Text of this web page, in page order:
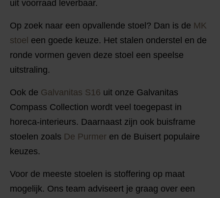
uit voorraad leverbaar.
Op zoek naar een opvallende stoel? Dan is de MK
stoel een goede keuze. Het stalen onderstel en de
ronde vormen geven deze stoel een speelse
uitstraling.
Ook de Galvanitas S16 uit onze Galvanitas
Compass Collection wordt veel toegepast in
horeca-interieurs. Daarnaast zijn ook buisframe
stoelen zoals De Purmer en de Buisert populaire
keuzes.
Voor de meeste stoelen is stoffering op maat
mogelijk. Ons team adviseert je graag over een